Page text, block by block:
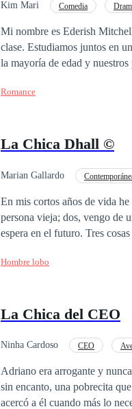
Kim Mari Comedia
Mi nombre es Ederish
clase. Estudiamos juntos en
la mayoría de edad y
enamorado de Amanda, yo
Romance
La Chica Dhall ©
Marian Gallardo
En mis cortos años de vida
persona vieja; dos, vengo de
espera en el futuro. Tres cosas que me están carcomiendo la cabeza, aunque para ser sincera, creo que le meto
Hombre lobo
La Chica del CEO
Ninha Cardoso CEO
Adriano era arrogante y
sin encanto, una pobrecita
acercó a él cuando más lo